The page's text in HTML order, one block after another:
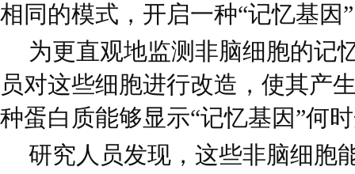
相同的模式，开启一种“记忆基因
为更直观地监测非脑细胞的记
员对这些细胞进行改造，使其产
种蛋白质能够显示“记忆基因”何
研究人员发现，这些非脑细胞